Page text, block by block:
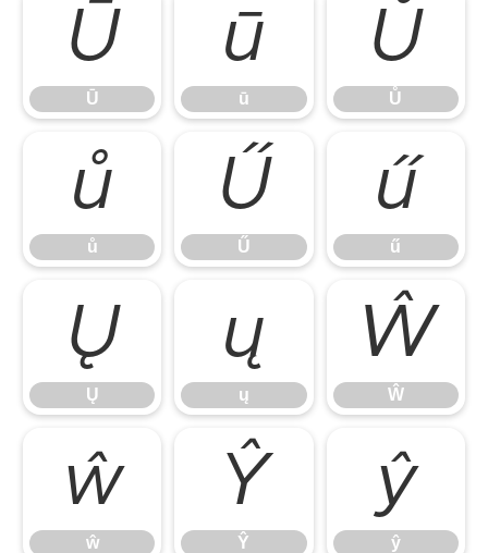
Ū
Ū
ū
ū
Ů
Ů
ů
ů
Ű
Ű
ű
ű
Ų
Ų
ų
ų
Ŵ
Ŵ
ŵ
ŵ
Ŷ
Ŷ
ŷ
ŷ